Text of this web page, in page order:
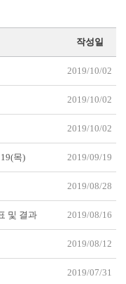
작성일
2019/10/02
2019/10/02
2019/10/02
목) 2019/09/19
2019/08/28
및 결과 2019/08/16
2019/08/12
2019/07/31